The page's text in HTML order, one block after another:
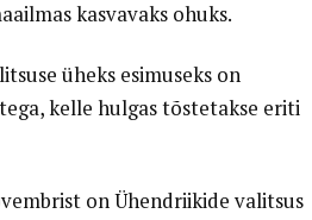
kasvavaks ohuks.
üheks esimuseks on
kelle hulgas tõstetakse eriti
on Ühendriikide valitsus